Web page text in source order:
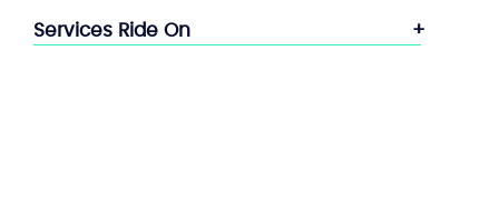
Services Ride On